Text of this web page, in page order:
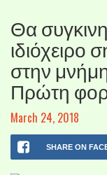
Θα
ιδιόχειρο
στην
Πρώτη
March 24, 2018
SHARE ON